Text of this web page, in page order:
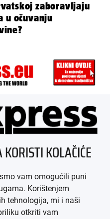
zaboravljaju
u očuvanju
UNS
KOLAČIĆE
vam omogućili puni
Korištenjem
tehnologija, mi i naši
otkriti vam